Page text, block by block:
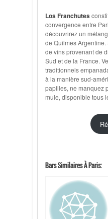
Los Franchutes
convergence entre
découvrirez un
de Quilmes
de vins provenant de
Sud et de la France.
traditionnels
à la manière sud-
papilles, ne manquez
mule, disponible tous
Bars Similaires À Paris: